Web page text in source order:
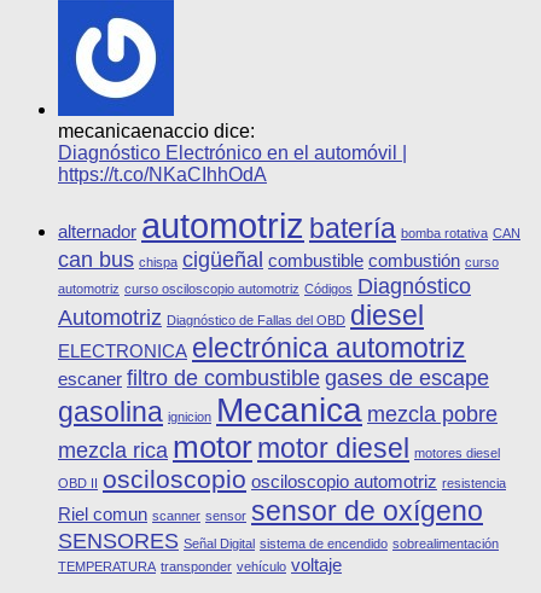
mecanicaenaccio dice:
Diagnóstico Electrónico en el automóvil |
https://t.co/NKaCIhhOdA
alternador automotriz batería bomba rotativa CAN
can bus chispa cigüeñal combustible combustión curso
automotriz curso osciloscopio automotriz Códigos Diagnóstico
Automotriz Diagnóstico de Fallas del OBD diesel
ELECTRONICA electrónica automotriz
escaner filtro de combustiblegases de escape
gasolina ignicion Mecanica mezcla pobre
mezcla rica motormotor diesel motores diesel
OBD II osciloscopio osciloscopio automotriz resistencia
Riel comun scanner sensor sensor de oxígeno
SENSORES Señal Digital sistema de encendido sobrealimentación
TEMPERATURA transponder vehículo voltaje